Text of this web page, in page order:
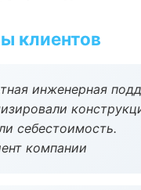
клиентов
инженерная
себестоимость.
компании